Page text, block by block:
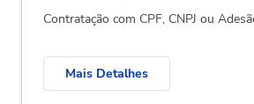
Contratação com CPF, CNPJ ou
Mais Detalhes